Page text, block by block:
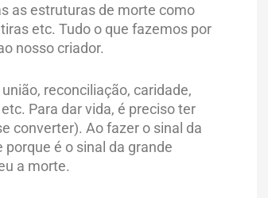
as estruturas de morte como
etc. Tudo o que fazemos por
nosso criador.
reconciliação, caridade,
Para dar vida, é preciso ter
converter). Ao fazer o sinal da
é o sinal da grande
a morte.